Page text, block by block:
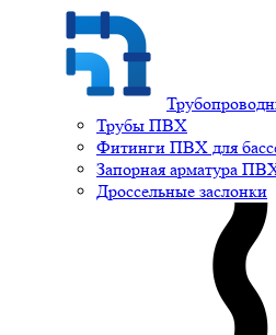
Трубы ПВХ
Фитинги ПВХ для
Запорная арматура
Дроссельные заслонки